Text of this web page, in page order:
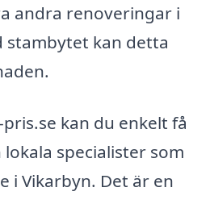
andra renoveringar i
stambytet kan detta
kan du enkelt få
specialister som
i Vikarbyn. Det är en